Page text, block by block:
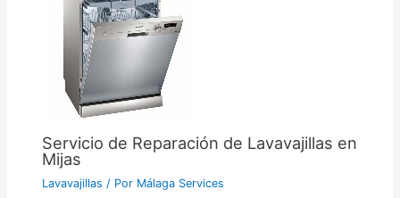
Servicio de Reparación de Lavavajillas en
Mijas
Lavavajillas / Por Málaga Services